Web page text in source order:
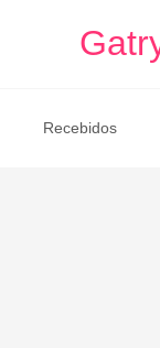
Recebidos